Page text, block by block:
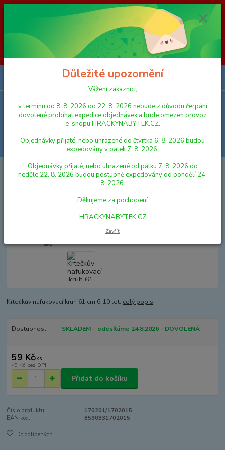
Vážení zákazníci, v termínu od 8. 8. 2026 do 23. 8. 2026 nebude z
důvodu čerpání dovolené probíhat expedice objednávek a bude omezen
provoz e-shopu HRACKYNABYTEK.CZ. Objednávky přijaté, nebo
uhrazené do čtvrtka 6. 8. 2026 budou expedovány v pátek 7. 8. 2026.
Objednávky přijaté, nebo uhrazené od pátku 7. 8. 2026 do neděle 23. 8.
2026 budou postupně expedovány od pondělí 24. 8. 2026. Děkujeme za
pochopení HRACKYNABYTEK.CZ
Menu
Hledat
NAFUKOVAČKY A HRAČKY K VODĚ
NAFUKOVACÍ KRUHY
Krtečkův nafukovací kruh 61 cm 6-10 let
Krtečkův nafukovací kruh 61 cm
Krtečkův nafukovací kruh 61 cm 6-10 let. celý popis
Dostupnost SKLADEM - odesíláme 24.8.2026 - DOVOLENÁ
59 Kč/ks
49 Kč bez DPH
Přidat do košíku
Číslo produktu:
170201/1702015
EAN kód:
8590331702015
Do oblíbených
Důležité upozornění
Vážení zákazníci,
v termínu od 8. 8. 2026 do 22. 8. 2026 nebude z důvodu čerpání
dovolené probíhat expedice objednávek a bude omezen provoz
e-shopu HRACKYNABYTEK.CZ.
Objednávky přijaté, nebo uhrazené do čtvrtka 6. 8. 2026 budou
expedovány v pátek 7. 8. 2026.
Objednávky přijaté, nebo uhrazené od pátku 7. 8. 2026 do
neděle 22. 8. 2026 budou postupně expedovány od pondělí 24.
8. 2026.
Děkujeme za pochopení
HRACKYNABYTEK.CZ
Zavřít